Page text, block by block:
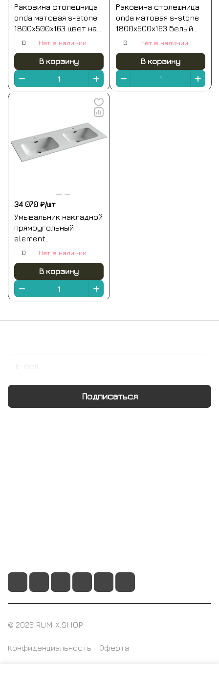
Раковина столешница
onda матовая s-stone
1800x500x163 цвет на
выбор по ral
0 Нет в наличии
В корзину
Раковина столешница
onda матовая s-stone
1800x500x163 белый
salini
0 Нет в наличии
В корзину
34 070 ₽/шт
Умывальник накладной
прямоугольный
element
1210*465*180мм
0 Нет в наличии
В корзину
Подписаться
© 2026 RUMIX.SHOP
Конфиденциальность Оферта